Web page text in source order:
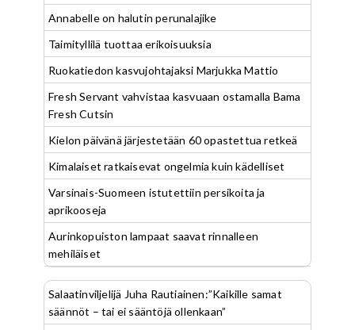
Annabelle on halutin perunalajike
Taimityllilä tuottaa erikoisuuksia
Ruokatiedon kasvujohtajaksi Marjukka Mattio
Fresh Servant vahvistaa kasvuaan ostamalla Bama
Fresh Cutsin
Kielon päivänä järjestetään 60 opastettua retkeä
Kimalaiset ratkaisevat ongelmia kuin kädelliset
Varsinais-Suomeen istutettiin persikoita ja
aprikooseja
Aurinkopuiston lampaat saavat rinnalleen
mehiläiset
Salaatinviljelijä Juha Rautiainen:”Kaikille samat
säännöt – tai ei sääntöjä ollenkaan”